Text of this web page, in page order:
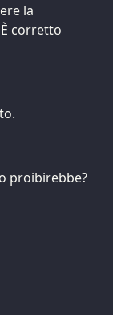
la
corretto
proibirebbe?